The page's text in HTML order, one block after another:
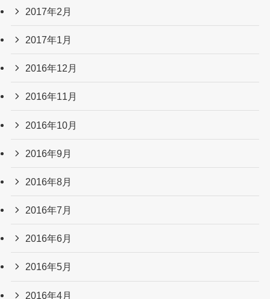
2017年2月
2017年1月
2016年12月
2016年11月
2016年10月
2016年9月
2016年8月
2016年7月
2016年6月
2016年5月
2016年4月